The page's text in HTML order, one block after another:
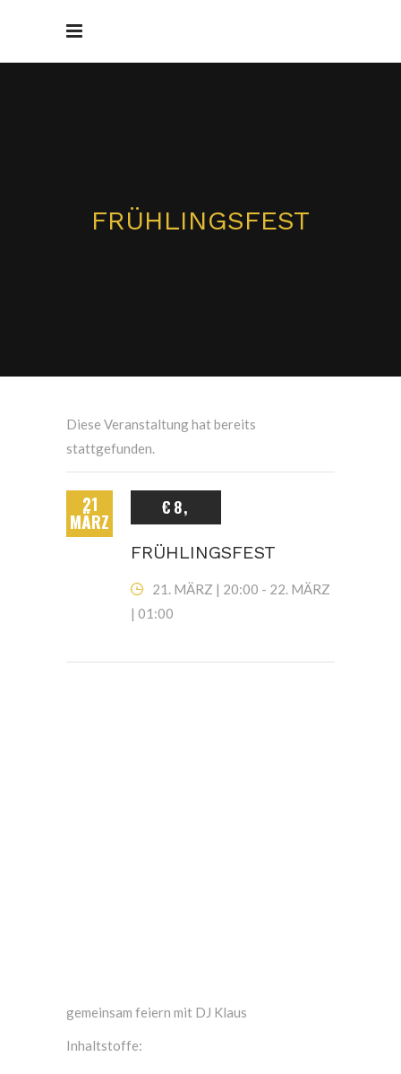
FRÜHLINGSFEST
Diese Veranstaltung hat bereits
stattgefunden.
21
MÄRZ
€8,
FRÜHLINGSFEST
21. MÄRZ | 20:00 - 22. MÄRZ
| 01:00
gemeinsam feiern mit DJ Klaus
Inhaltstoffe: